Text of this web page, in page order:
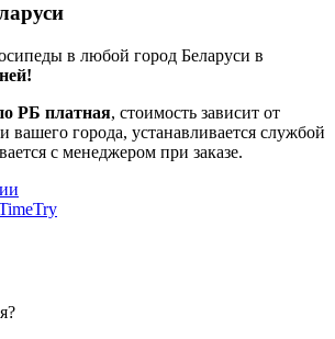
в любой город Беларуси в
РБ платная, стоимость зависит от
города, устанавливается службой
с менеджером при заказе.